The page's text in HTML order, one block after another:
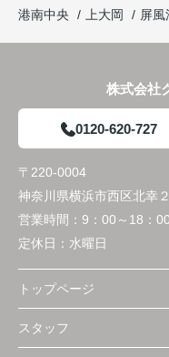
港南中央
上大岡 屏風
株式会社
0120-620-727
〒220-0004
神奈川県横浜市西区北幸
営業時間： 9：00～18：00
定休日： 水曜日
トップページ
スタッフ